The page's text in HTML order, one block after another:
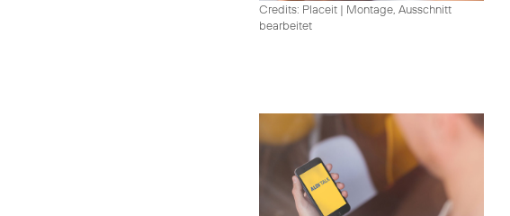
Credits: Placeit | Montage, Ausschnitt
bearbeitet